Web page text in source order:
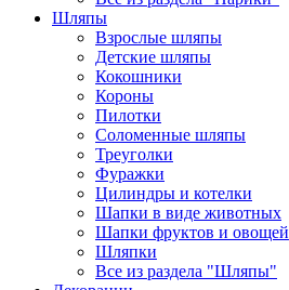
Шляпы
Взрослые шляпы
Детские шляпы
Кокошники
Короны
Пилотки
Соломенные шляпы
Треуголки
Фуражки
Цилиндры и котелки
Шапки в виде животных
Шапки фруктов и овощей
Шляпки
Все из раздела "Шляпы"